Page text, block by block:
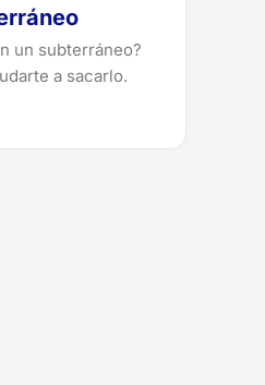
un subterráneo?
a sacarlo.